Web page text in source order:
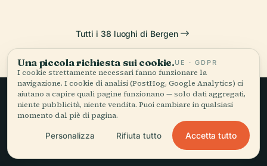
Tutti i 38 luoghi di Bergen
Viaggio lento,
raccontato bene.
Una piccola richiesta sui cookie.UE · GDPR
I cookie strettamente necessari fanno funzionare la
navigazione. I cookie di analisi (PostHog, Google Analytics) ci
aiutano a capire quali pagine funzionano — solo dati aggregati,
niente pubblicità, niente vendita. Puoi cambiare in qualsiasi
momento dal piè di pagina.
Personalizza Rifiuta tutto Accetta tutto